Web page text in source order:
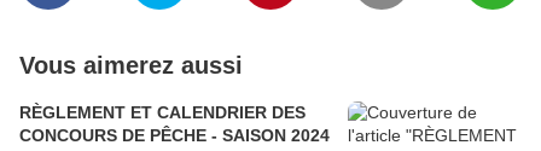
Vous aimerez aussi
RÈGLEMENT ET CALENDRIER DES
CONCOURS DE PÊCHE - SAISON 2024